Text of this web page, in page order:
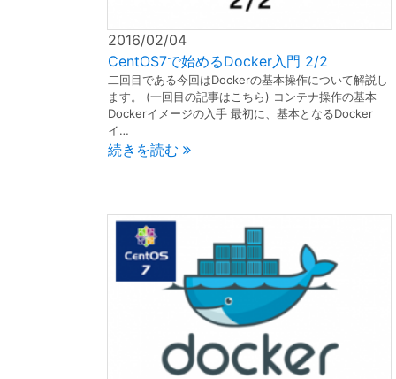
2016/02/04
CentOS7で始めるDocker入門 2/2
二回目である今回はDockerの基本操作について解説し
ます。 (一回目の記事はこちら) コンテナ操作の基本
Dockerイメージの入手 最初に、基本となるDocker
イ…
続きを読む